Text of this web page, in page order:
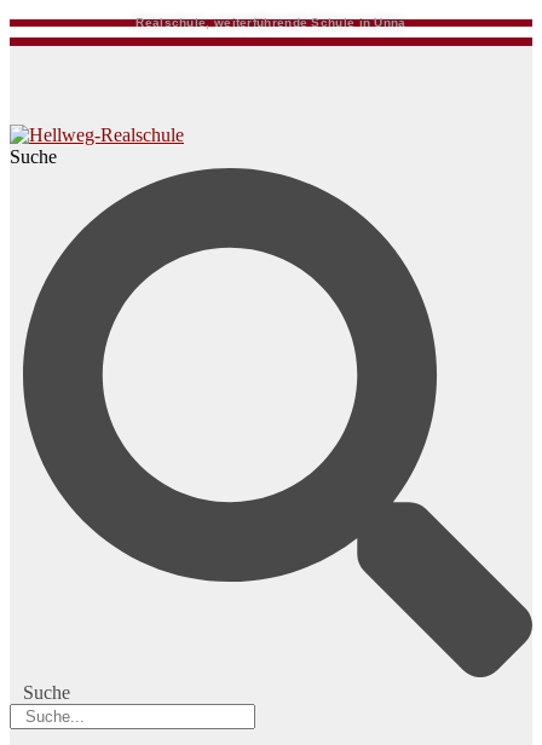
Realschule, weiterführende Schule in Unna
Suche
Suche